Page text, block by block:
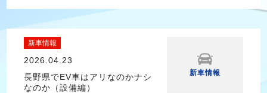
新車情報
2026.04.23
長野県でEV車はアリなのかナシ
なのか（設備編）
新車情報